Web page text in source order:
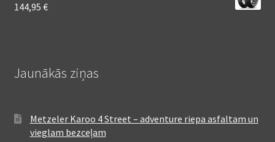
144,95 €
Jaunākās ziņas
Metzeler Karoo 4 Street – adventure riepa asfaltam un
vieglam bezceļam